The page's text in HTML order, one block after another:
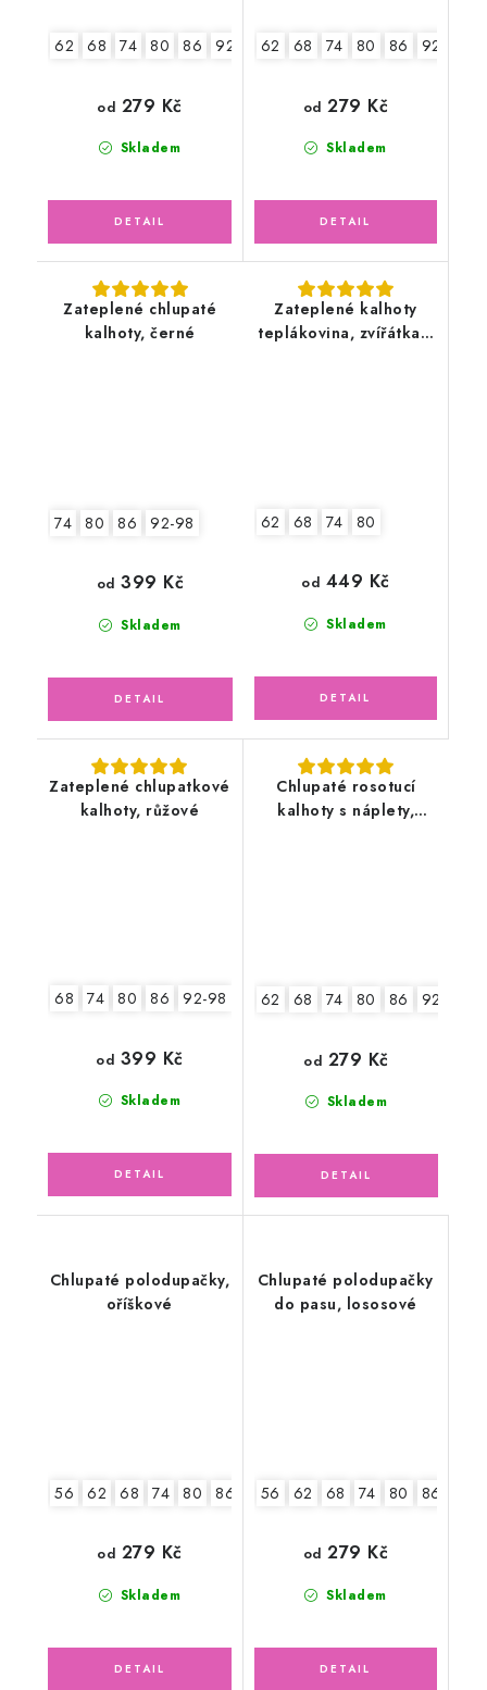
62 68 74 80 86 92 98
Skladem
od 279 Kč
62 68 74 80 86 92-98
Skladem
od 279 Kč
Zateplené chlupaté
kalhoty, černé
74 80 86 92-98
Skladem
od 399 Kč
Zateplené kalhoty
teplákovina, zvířátka v
62 68 74 80
Skladem
od 449 Kč
Zateplené chlupatkové
kalhoty, růžové
68 74 80 86 92-98
Skladem
od 399 Kč
Chlupaté rosotucí
kalhoty s náplety,
62 68 74 80 86 92-98
Skladem
od 279 Kč
Chlupaté polodupačky,
oříškové
56 62 68 74 80 86
Skladem
od 279 Kč
Chlupaté polodupačky
do pasu, lososové
56 62 68 74 80 86
Skladem
od 279 Kč